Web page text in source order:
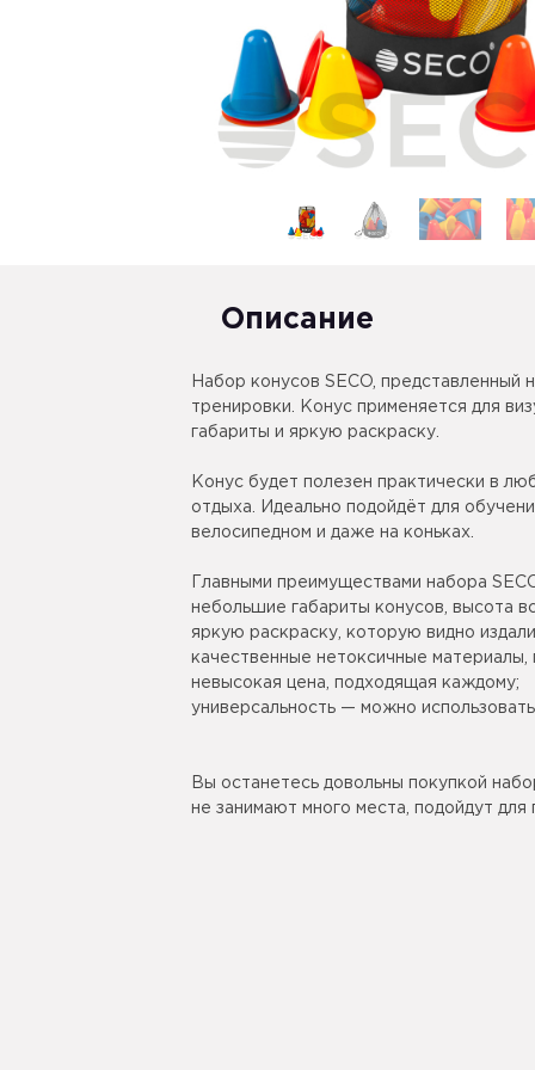
Описание
Набор конусов SECO, представленный
тренировки. Конус применяется для
габариты и яркую раскраску.
Конус будет полезен практически в
отдыха. Идеально подойдёт для
велосипедном и даже на коньках.
Главными преимуществами набора
небольшие габариты конусов, высота
яркую раскраску, которую видно
качественные нетоксичные
невысокая цена, подходящая каждому;
универсальность — можно
Вы останетесь довольны покупкой
не занимают много места, подойдут